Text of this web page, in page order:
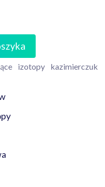
izotopy kazimierczuk